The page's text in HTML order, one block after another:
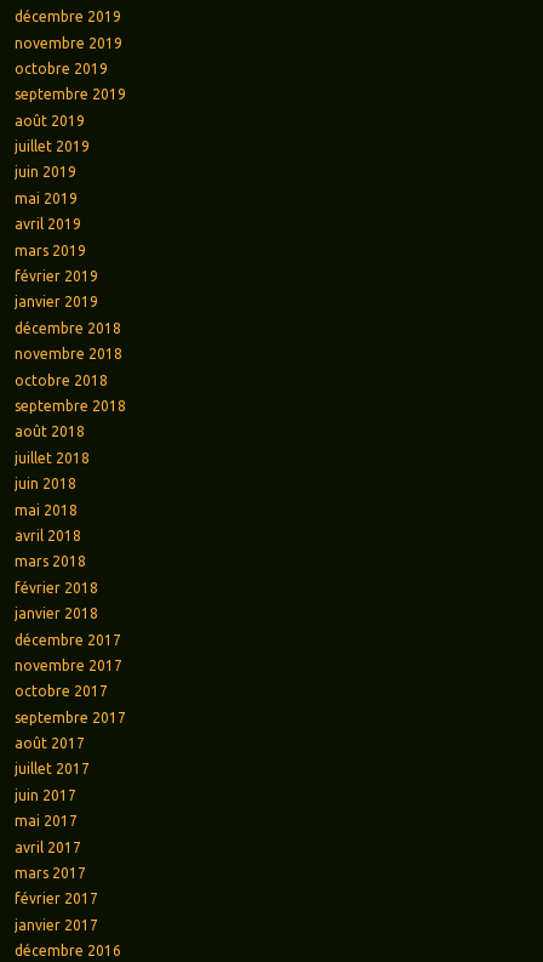
décembre 2019
novembre 2019
octobre 2019
septembre 2019
août 2019
juillet 2019
juin 2019
mai 2019
avril 2019
mars 2019
février 2019
janvier 2019
décembre 2018
novembre 2018
octobre 2018
septembre 2018
août 2018
juillet 2018
juin 2018
mai 2018
avril 2018
mars 2018
février 2018
janvier 2018
décembre 2017
novembre 2017
octobre 2017
septembre 2017
août 2017
juillet 2017
juin 2017
mai 2017
avril 2017
mars 2017
février 2017
janvier 2017
décembre 2016